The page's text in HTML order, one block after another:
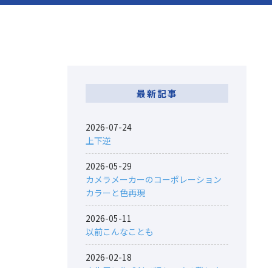
最新記事
2026-07-24
上下逆
2026-05-29
カメラメーカーのコーポレーション
カラーと色再現
2026-05-11
以前こんなことも
2026-02-18